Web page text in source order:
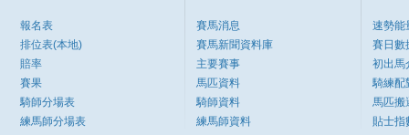
報名表
排位表(本地)
賠率
賽果
騎師分場表
練馬師分場表
賽馬消息
賽馬新聞資料庫
主要賽事
馬匹資料
騎師資料
練馬師資料
速勢能
賽日數
初出馬
騎練配
馬匹搬
貼士指